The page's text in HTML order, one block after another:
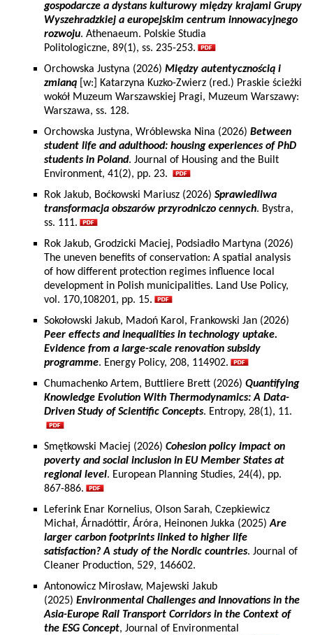
gospodarcze a dystans kulturowy między krajami Grupy
Wyszehradzkiej a europejskim centrum innowacyjnego
rozwoju. Athenaeum. Polskie Studia
Politologiczne, 89(1), ss. 235-253.
Orchowska Justyna (2026) Między autentycznością i
zmianą [w:] Katarzyna Kuzko-Zwierz (red.) Praskie ścieżki
wokół Muzeum Warszawskiej Pragi, Muzeum Warszawy:
Warszawa, ss. 128.
Orchowska Justyna, Wróblewska Nina (2026) Between
student life and adulthood: housing experiences of PhD
students in Poland. Journal of Housing and the Built
Environment, 41(2), pp. 23.
Rok Jakub, Boćkowski Mariusz (2026) Sprawiedliwa
transformacja obszarów przyrodniczo cennych. Bystra,
ss. 111.
Rok Jakub, Grodzicki Maciej, Podsiadło Martyna (2026)
The uneven benefits of conservation: A spatial analysis
of how different protection regimes influence local
development in Polish municipalities. Land Use Policy,
vol. 170,108201, pp. 15.
Sokołowski Jakub, Madoń Karol, Frankowski Jan (2026)
Peer effects and inequalities in technology uptake.
Evidence from a large-scale renovation subsidy
programme. Energy Policy, 208, 114902.
Chumachenko Artem, Buttliere Brett (2026) Quantifying
Knowledge Evolution With Thermodynamics: A Data-
Driven Study of Scientific Concepts. Entropy, 28(1), 11.
Smętkowski Maciej (2026) Cohesion policy impact on
poverty and social inclusion in EU Member States at
regional level. European Planning Studies, 24(4), pp.
867-886.
Leferink Enar Kornelius, Olson Sarah, Czepkiewicz
Michał, Árnadóttir, Áróra, Heinonen Jukka (2025)Are
larger carbon footprints linked to higher life
satisfaction? A study of the Nordic countries. Journal of
Cleaner Production, 529, 146602.
Antonowicz Mirosław, Majewski Jakub
(2025) Environmental Challenges and Innovations in the
Asia-Europe Rail Transport Corridors in the Context of
the ESG Concept, Journal of Environmental